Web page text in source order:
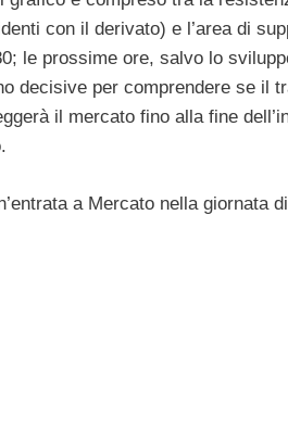
con il derivato) e l’area di
le prossime ore, salvo lo
decisive per comprendere se il
il mercato fino alla fine
a Mercato nella giornata